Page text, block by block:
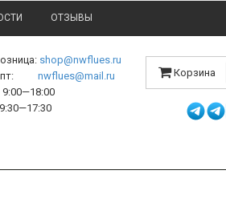
ОТЗЫВЫ
shop@nwflues.ru
опт: nwflues@mail.ru
Корзина